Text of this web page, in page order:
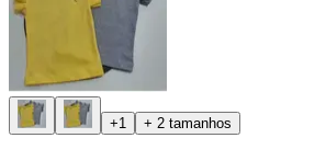
+1 + 2 tamanhos